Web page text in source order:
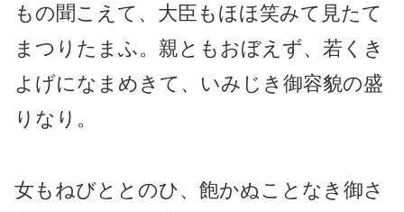
もの聞こえて、大臣もほほ笑みて見たて
まつりたまふ。親ともおぼえず、若くき
よげになまめきて、いみじき御容貌の盛
りなり。
女もねびととのひ、飽かぬことなき御さ